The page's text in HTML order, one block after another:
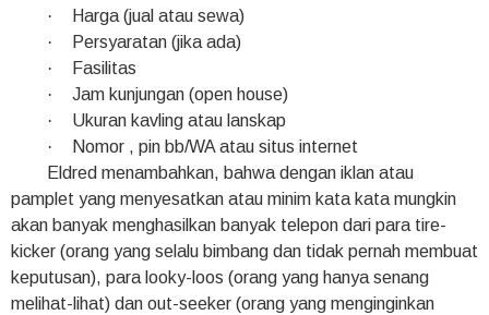
·
Harga (jual atau sewa)
·
Persyaratan (jika ada)
·
Fasilitas
·
Jam kunjungan (open house)
·
Ukuran kavling atau lanskap
·
Nomor , pin bb/WA atau situs internet
Eldred menambahkan, bahwa dengan iklan atau
pamplet yang menyesatkan atau minim kata kata mungkin
akan banyak menghasilkan banyak telepon dari para tire-
kicker (orang yang selalu bimbang dan tidak pernah membuat
keputusan), para looky-loos (orang yang hanya senang
melihat-lihat) dan out-seeker (orang yang menginginkan